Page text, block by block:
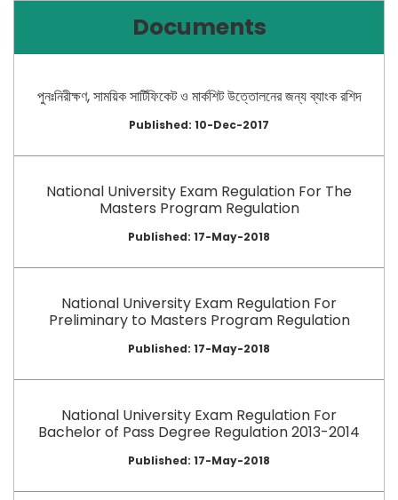
Documents
পুনঃনিরীক্ষণ, সাময়িক সার্টিফিকেট ও মার্কশিট উত্তোলনের জন্য ব্যাংক রশিদ
Published: 10-Dec-2017
National University Exam Regulation For The
Masters Program Regulation
Published: 17-May-2018
National University Exam Regulation For
Preliminary to Masters Program Regulation
Published: 17-May-2018
National University Exam Regulation For
Bachelor of Pass Degree Regulation 2013-2014
Published: 17-May-2018